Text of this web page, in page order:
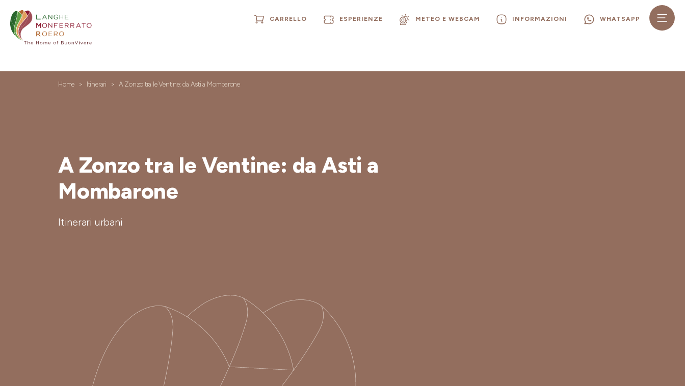
CARRELLO ESPERIENZE METEO E WEBCAM INFORMAZIONI WHATSAPP
Home Itinerari A Zonzo tra le Ventine: da Asti a Mombarone
A Zonzo tra le Ventine: da Asti a
Mombarone
Itinerari urbani